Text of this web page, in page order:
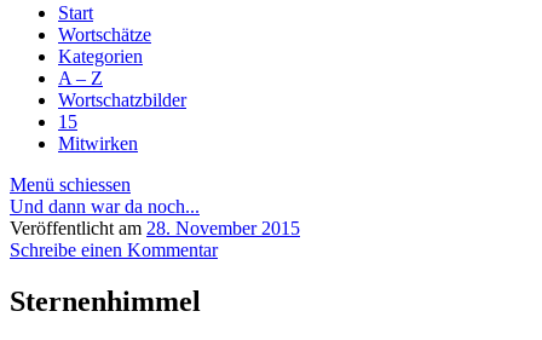
Start
Wortschätze
Kategorien
A – Z
Wortschatzbilder
15
Mitwirken
Menü schiessen
Und dann war da noch...
Veröffentlicht am 28. November 2015
Schreibe einen Kommentar
Sternenhimmel